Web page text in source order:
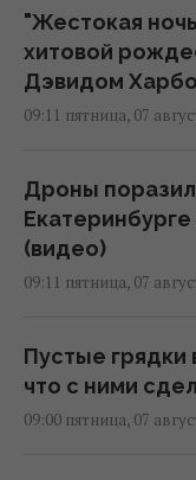
"Жестокая
хитовой
Дэвидом
09:11 пятница, 07
Дроны
(видео)
09:11 пятница, 07
Пустые грядки
что с ними
09:00 пятница, 07